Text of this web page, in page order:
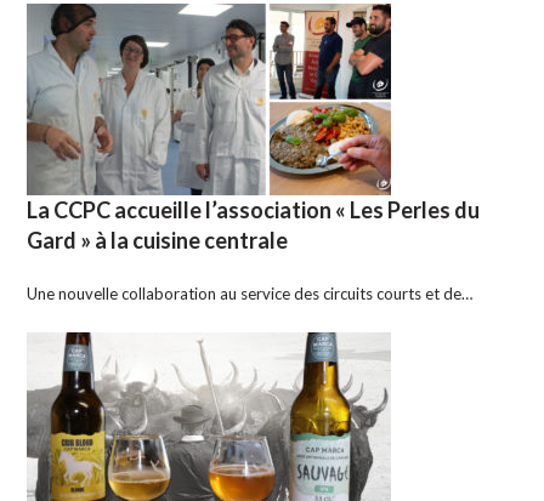
La CCPC accueille l’association « Les Perles du
Gard » à la cuisine centrale
Une nouvelle collaboration au service des circuits courts et de…